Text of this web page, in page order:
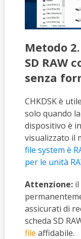
Metodo
SD RAW
senza
CHKDSK è
solo quando
dispositivo è
visualizzato il
file system è
per le unità
Attenzione: il
assicurati di
scheda SD
file affidabile.